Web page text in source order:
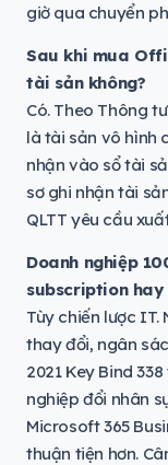
giờ qua chuyển
Sau khi mua
tài sản không?
Có. Theo Thông
là tài sản vô hình
nhận vào sổ tài
sơ ghi nhận tài
QLTT yêu cầu
Doanh nghiệp
subscription
Tùy chiến lược IT.
thay đổi, ngân
2021 Key Bind
nghiệp đổi nhân
Microsoft 365
thuận tiện hơn.